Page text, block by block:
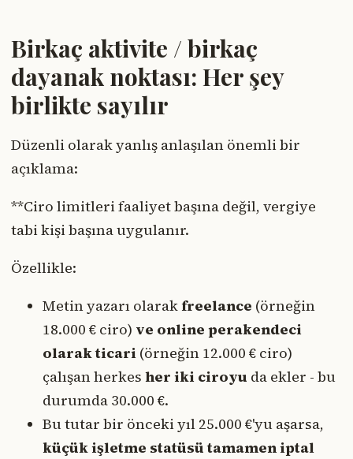
Birkaç aktivite / birkaç
dayanak noktası: Her şey
birlikte sayılır
Düzenli olarak yanlış anlaşılan önemli bir
açıklama:
**Ciro limitleri faaliyet başına değil, vergiye
tabi kişi başına uygulanır.
Özellikle:
Metin yazarı olarakfreelance (örneğin
18.000 € ciro) ve online perakendeci
olarak ticari (örneğin 12.000 € ciro)
çalışan herkes her iki ciroyu da ekler - bu
durumda 30.000 €.
Bu tutar bir önceki yıl 25.000 €'yu aşarsa,
küçük işletme statüsü tamamen iptal